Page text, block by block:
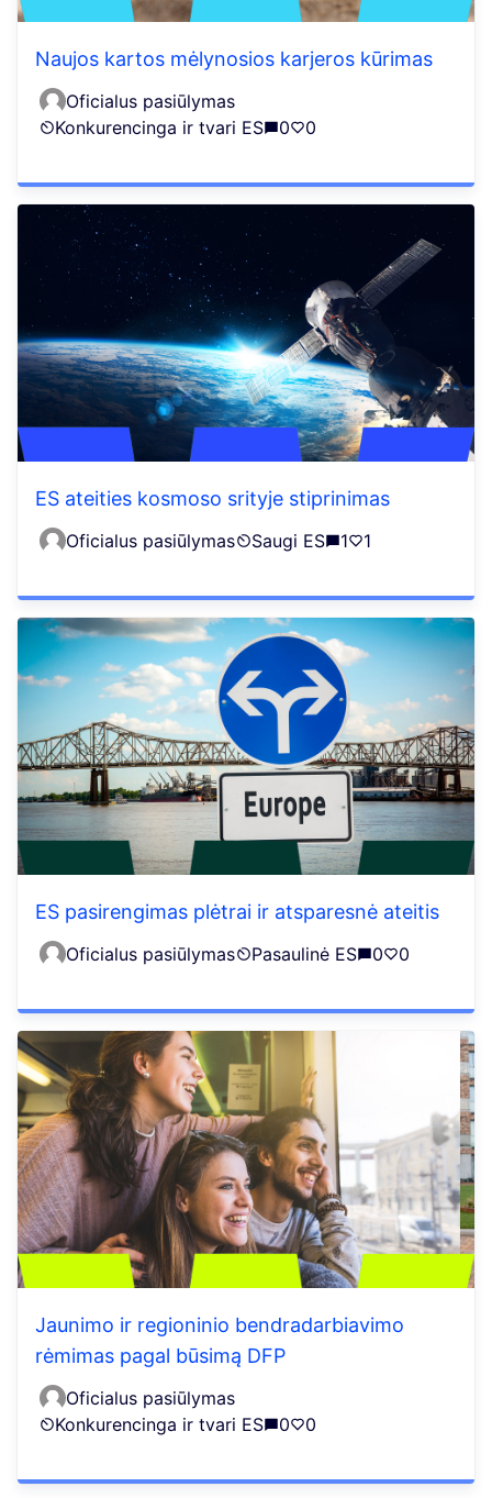
Naujos kartos mėlynosios karjeros kūrimas
Oficialus pasiūlymas
Konkurencinga ir tvari ES
0 0
ES ateities kosmoso srityje stiprinimas
Oficialus pasiūlymas Saugi ES 1 1
ES pasirengimas plėtrai ir atsparesnė ateitis
Oficialus pasiūlymas Pasaulinė ES 0 0
Jaunimo ir regioninio bendradarbiavimo
rėmimas pagal būsimą DFP
Oficialus pasiūlymas
Konkurencinga ir tvari ES
0 0